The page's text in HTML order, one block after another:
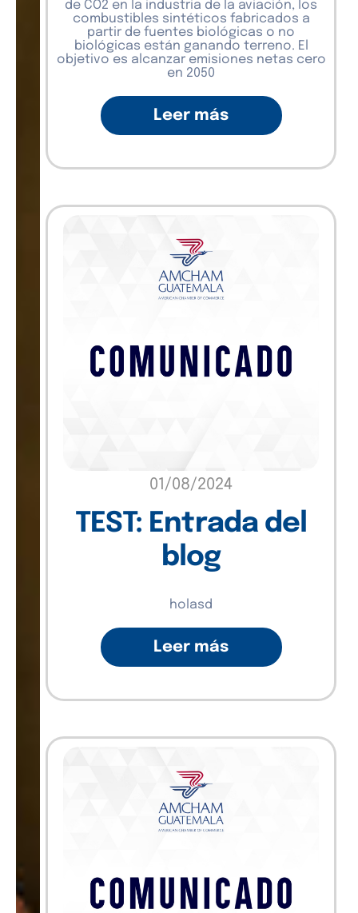
de CO2 en la industria de la aviación, los
combustibles sintéticos fabricados a
partir de fuentes biológicas o no
biológicas están ganando terreno. El
objetivo es alcanzar emisiones netas cero
en 2050
Leer más
01/08/2024
TEST: Entrada del
blog
holasd
Leer más